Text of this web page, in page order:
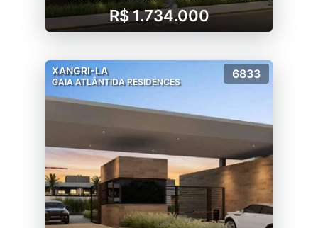
R$ 1.734.000
XANGRI-LA
GAIA ATLÂNTIDA RESIDENCES
6833